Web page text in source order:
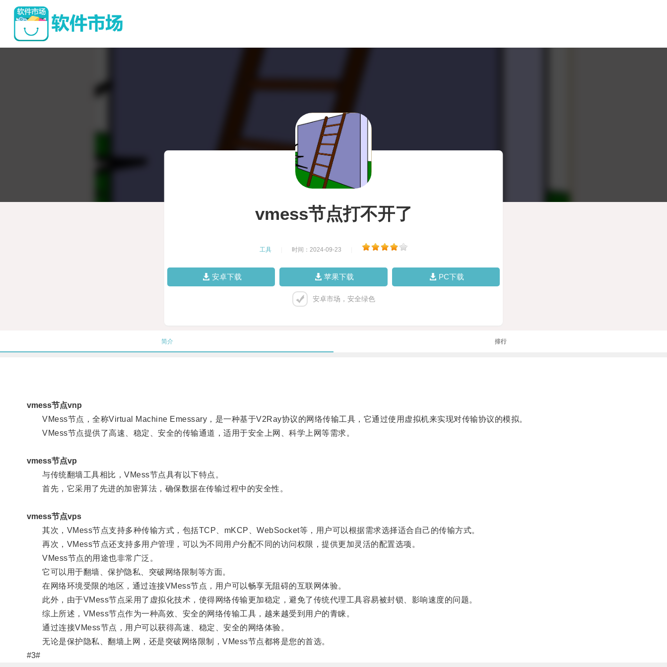
vmess节点打不开了
工具 时间：2024-09-23
安卓下载 苹果下载 PC下载
安卓市场，安全绿色
简介 排行
vmess节点vnp
VMess节点，全称Virtual Machine Emessary，是一种基于V2Ray协议的网络传输工具，它通过使用虚拟机来实现对传输协议的模拟。
VMess节点提供了高速、稳定、安全的传输通道，适用于安全上网、科学上网等需求。
vmess节点vp
与传统翻墙工具相比，VMess节点具有以下特点。
首先，它采用了先进的加密算法，确保数据在传输过程中的安全性。
vmess节点vps
其次，VMess节点支持多种传输方式，包括TCP、mKCP、WebSocket等，用户可以根据需求选择适合自己的传输方式。
再次，VMess节点还支持多用户管理，可以为不同用户分配不同的访问权限，提供更加灵活的配置选项。
VMess节点的用途也非常广泛。
它可以用于翻墙、保护隐私、突破网络限制等方面。
在网络环境受限的地区，通过连接VMess节点，用户可以畅享无阻碍的互联网体验。
此外，由于VMess节点采用了虚拟化技术，使得网络传输更加稳定，避免了传统代理工具容易被封锁、影响速度的问题。
综上所述，VMess节点作为一种高效、安全的网络传输工具，越来越受到用户的青睐。
通过连接VMess节点，用户可以获得高速、稳定、安全的网络体验。
无论是保护隐私、翻墙上网，还是突破网络限制，VMess节点都将是您的首选。
#3#